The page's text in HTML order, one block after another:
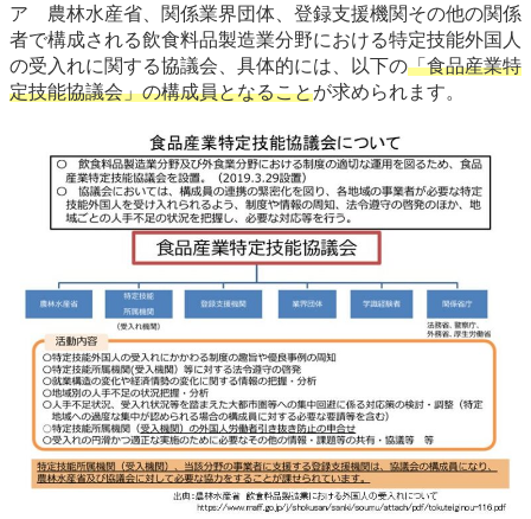
ア 農林水産省、関係業界団体、登録支援機関その他の関係
者で構成される飲食料品製造業分野における特定技能外国人
の受入れに関する協議会、具体的には、以下の「食品産業特
定技能協議会」の構成員となることが求められます。